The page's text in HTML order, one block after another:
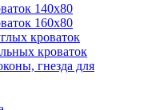
140х80
160х80
кроваток
кроваток
гнезда для